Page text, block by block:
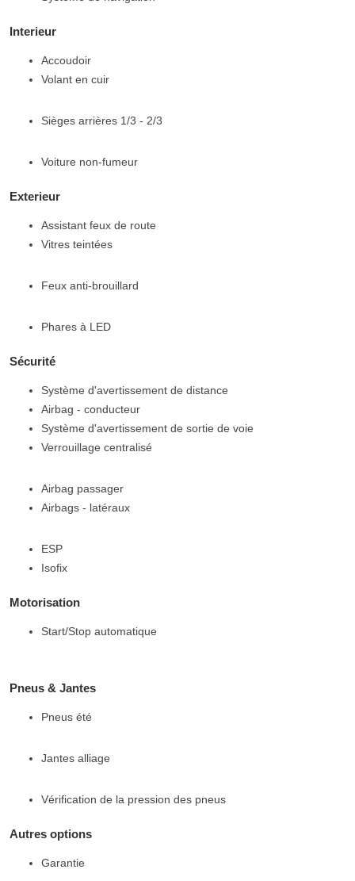
Interieur
Accoudoir
Volant en cuir
Sièges arrières 1/3 - 2/3
Voiture non-fumeur
Exterieur
Assistant feux de route
Vitres teintées
Feux anti-brouillard
Phares à LED
Sécurité
Système d'avertissement de distance
Airbag - conducteur
Système d'avertissement de sortie de voie
Verrouillage centralisé
Airbag passager
Airbags - latéraux
ESP
Isofix
Motorisation
Start/Stop automatique
Pneus & Jantes
Pneus été
Jantes alliage
Vérification de la pression des pneus
Autres options
Garantie